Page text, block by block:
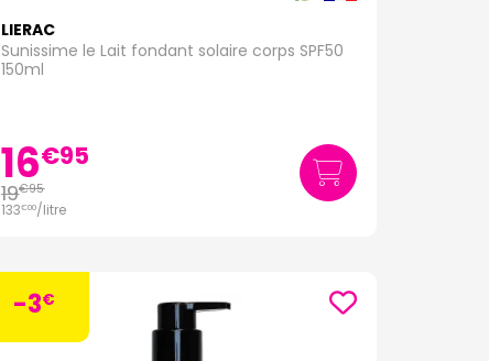
LIERAC
Sunissime le Lait fondant solaire corps SPF50
150ml
16€95
19€95
133€00/litre
-3€